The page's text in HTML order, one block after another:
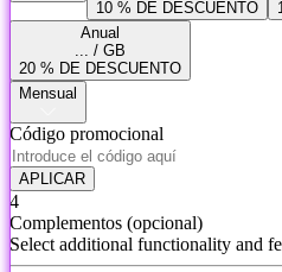
10 % DE DESCUENTO
Anual
... / GB
20 % DE DESCUENTO
Mensual
Código promocional
APLICAR
4
Complementos (opcional)
Select additional functionality and